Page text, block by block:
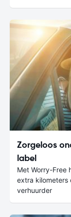
Zorgeloos
label
Met Worry-Free
extra kilometers
verhuurder